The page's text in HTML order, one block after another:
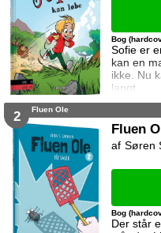
Sofie er
kan en
ikke. Nu
langt.
Bog
2 Fluen Ole
Fluen
Der står
Bog
Søren